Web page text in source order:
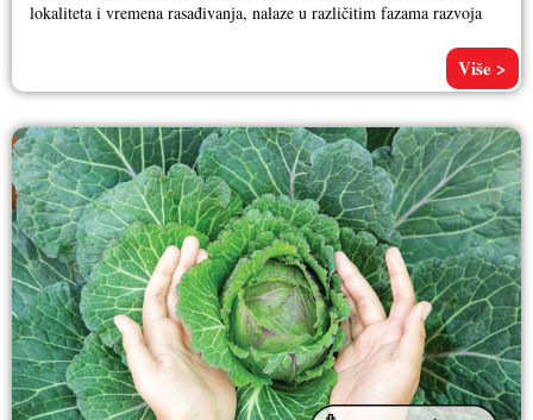
lokaliteta i vremena rasađivanja, nalaze u različitim fazama razvoja
Više >